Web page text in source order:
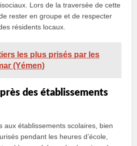
Lors de la traversée de cette
rester en groupe et de respecter
résidents locaux.
les plus prisés par les
(Yémen)
des établissements
aux établissements scolaires, bien
pendant les heures d’école,